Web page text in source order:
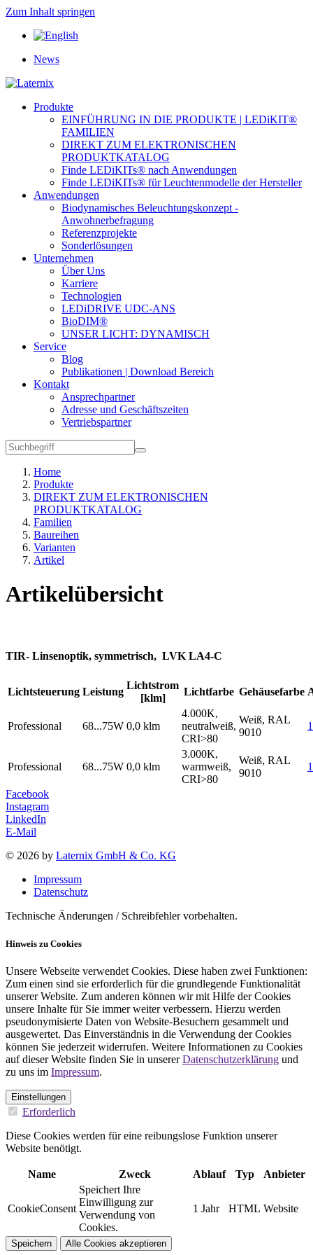
Zum Inhalt springen
News
Produkte
EINFÜHRUNG IN DIE PRODUKTE | LEDiKIT®
FAMILIEN
DIREKT ZUM ELEKTRONISCHEN
PRODUKTKATALOG
Finde LEDiKITs® nach Anwendungen
Finde LEDiKITs® für Leuchtenmodelle der Hersteller
Anwendungen
Biodynamisches Beleuchtungskonzept -
Anwohnerbefragung
Referenzprojekte
Sonderlösungen
Unternehmen
Über Uns
Karriere
Technologien
LEDiDRIVE UDC-ANS
BioDIM®
UNSER LICHT: DYNAMISCH
Service
Blog
Publikationen | Download Bereich
Kontakt
Ansprechpartner
Adresse und Geschäftszeiten
Vertriebspartner
Home
Produkte
DIREKT ZUM ELEKTRONISCHEN
PRODUKTKATALOG
Familien
Baureihen
Varianten
Artikel
Artikelübersicht
TIR- Linsenoptik, symmetrisch, LVK LA4-C
Lichtsteuerung Leistung
Lichtstrom
[klm]
Lichtfarbe Gehäusefarbe
Professional 68...75W 0,0 klm
4.000K,
neutralweiß,
CRI>80
Weiß, RAL
9010
Professional 68...75W 0,0 klm
3.000K,
warmweiß,
CRI>80
Weiß, RAL
9010
Facebook
Instagram
LinkedIn
E-Mail
© 2026 by Laternix GmbH & Co. KG
Impressum
Datenschutz
Technische Änderungen / Schreibfehler vorbehalten.
Hinweis zu Cookies
Unsere Webseite verwendet Cookies. Diese haben zwei Funktionen:
Zum einen sind sie erforderlich für die grundlegende Funktionalität
unserer Website. Zum anderen können wir mit Hilfe der Cookies
unsere Inhalte für Sie immer weiter verbessern. Hierzu werden
pseudonymisierte Daten von Website-Besuchern gesammelt und
ausgewertet. Das Einverständnis in die Verwendung der Cookies
können Sie jederzeit widerrufen. Weitere Informationen zu Cookies
auf dieser Website finden Sie in unsererDatenschutzerklärung und
zu uns im Impressum.
Einstellungen
Erforderlich
Diese Cookies werden für eine reibungslose Funktion unserer
Website benötigt.
Name Zweck Ablauf Typ Anbieter
CookieConsent
Speichert Ihre
Einwilligung zur
Verwendung von
Cookies.
1 Jahr HTML Website
Speichern Alle Cookies akzeptieren